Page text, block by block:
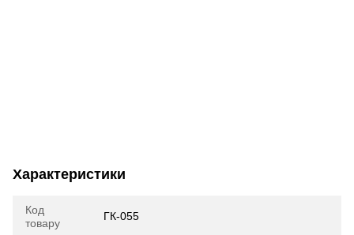
Характеристики
Код
товару
ГК-055